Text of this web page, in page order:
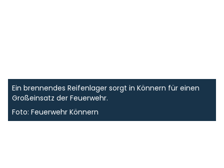
Ein brennendes Reifenlager sorgt in Könnern für einen
Großeinsatz der Feuerwehr.
Foto: Feuerwehr Könnern